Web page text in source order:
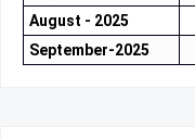
August - 2025
September-2025